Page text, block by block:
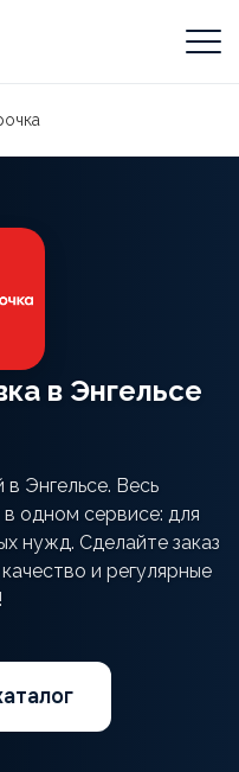
в Энгельсе
Энгельсе. Весь
одном сервисе: для
нужд. Сделайте заказ
и регулярные